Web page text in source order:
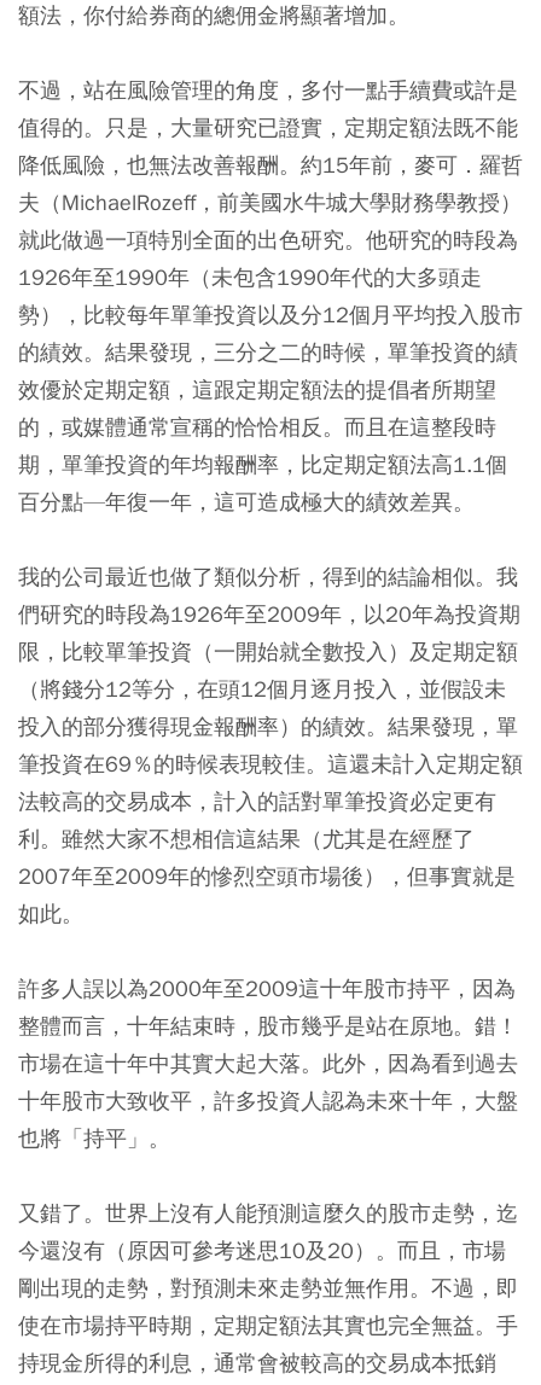
額法，你付給券商的總佣金將顯著增加。
不過，站在風險管理的角度，多付一點手續費或許是
值得的。只是，大量研究已證實，定期定額法既不能
降低風險，也無法改善報酬。約15年前，麥可．羅哲
夫（MichaelRozeff，前美國水牛城大學財務學教授）
就此做過一項特別全面的出色研究。他研究的時段為
1926年至1990年（未包含1990年代的大多頭走
勢），比較每年單筆投資以及分12個月平均投入股市
的績效。結果發現，三分之二的時候，單筆投資的績
效優於定期定額，這跟定期定額法的提倡者所期望
的，或媒體通常宣稱的恰恰相反。而且在這整段時
期，單筆投資的年均報酬率，比定期定額法高1.1個
百分點—年復一年，這可造成極大的績效差異。
我的公司最近也做了類似分析，得到的結論相似。我
們研究的時段為1926年至2009年，以20年為投資期
限，比較單筆投資（一開始就全數投入）及定期定額
（將錢分12等分，在頭12個月逐月投入，並假設未
投入的部分獲得現金報酬率）的績效。結果發現，單
筆投資在69％的時候表現較佳。這還未計入定期定額
法較高的交易成本，計入的話對單筆投資必定更有
利。雖然大家不想相信這結果（尤其是在經歷了
2007年至2009年的慘烈空頭市場後），但事實就是
如此。
許多人誤以為2000年至2009這十年股市持平，因為
整體而言，十年結束時，股市幾乎是站在原地。錯！
市場在這十年中其實大起大落。此外，因為看到過去
十年股市大致收平，許多投資人認為未來十年，大盤
也將「持平」。
又錯了。世界上沒有人能預測這麼久的股市走勢，迄
今還沒有（原因可參考迷思10及20）。而且，市場
剛出現的走勢，對預測未來走勢並無作用。不過，即
使在市場持平時期，定期定額法其實也完全無益。手
持現金所得的利息，通常會被較高的交易成本抵銷